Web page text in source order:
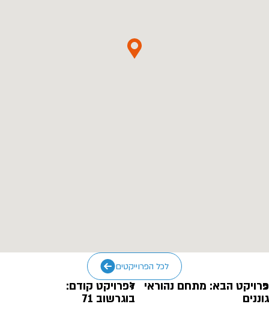
לכל הפרוייקטים
פרויקט הבא: מתחם נהוראי
גוננים
לפרויקט קודם:
בוגרשוב 71